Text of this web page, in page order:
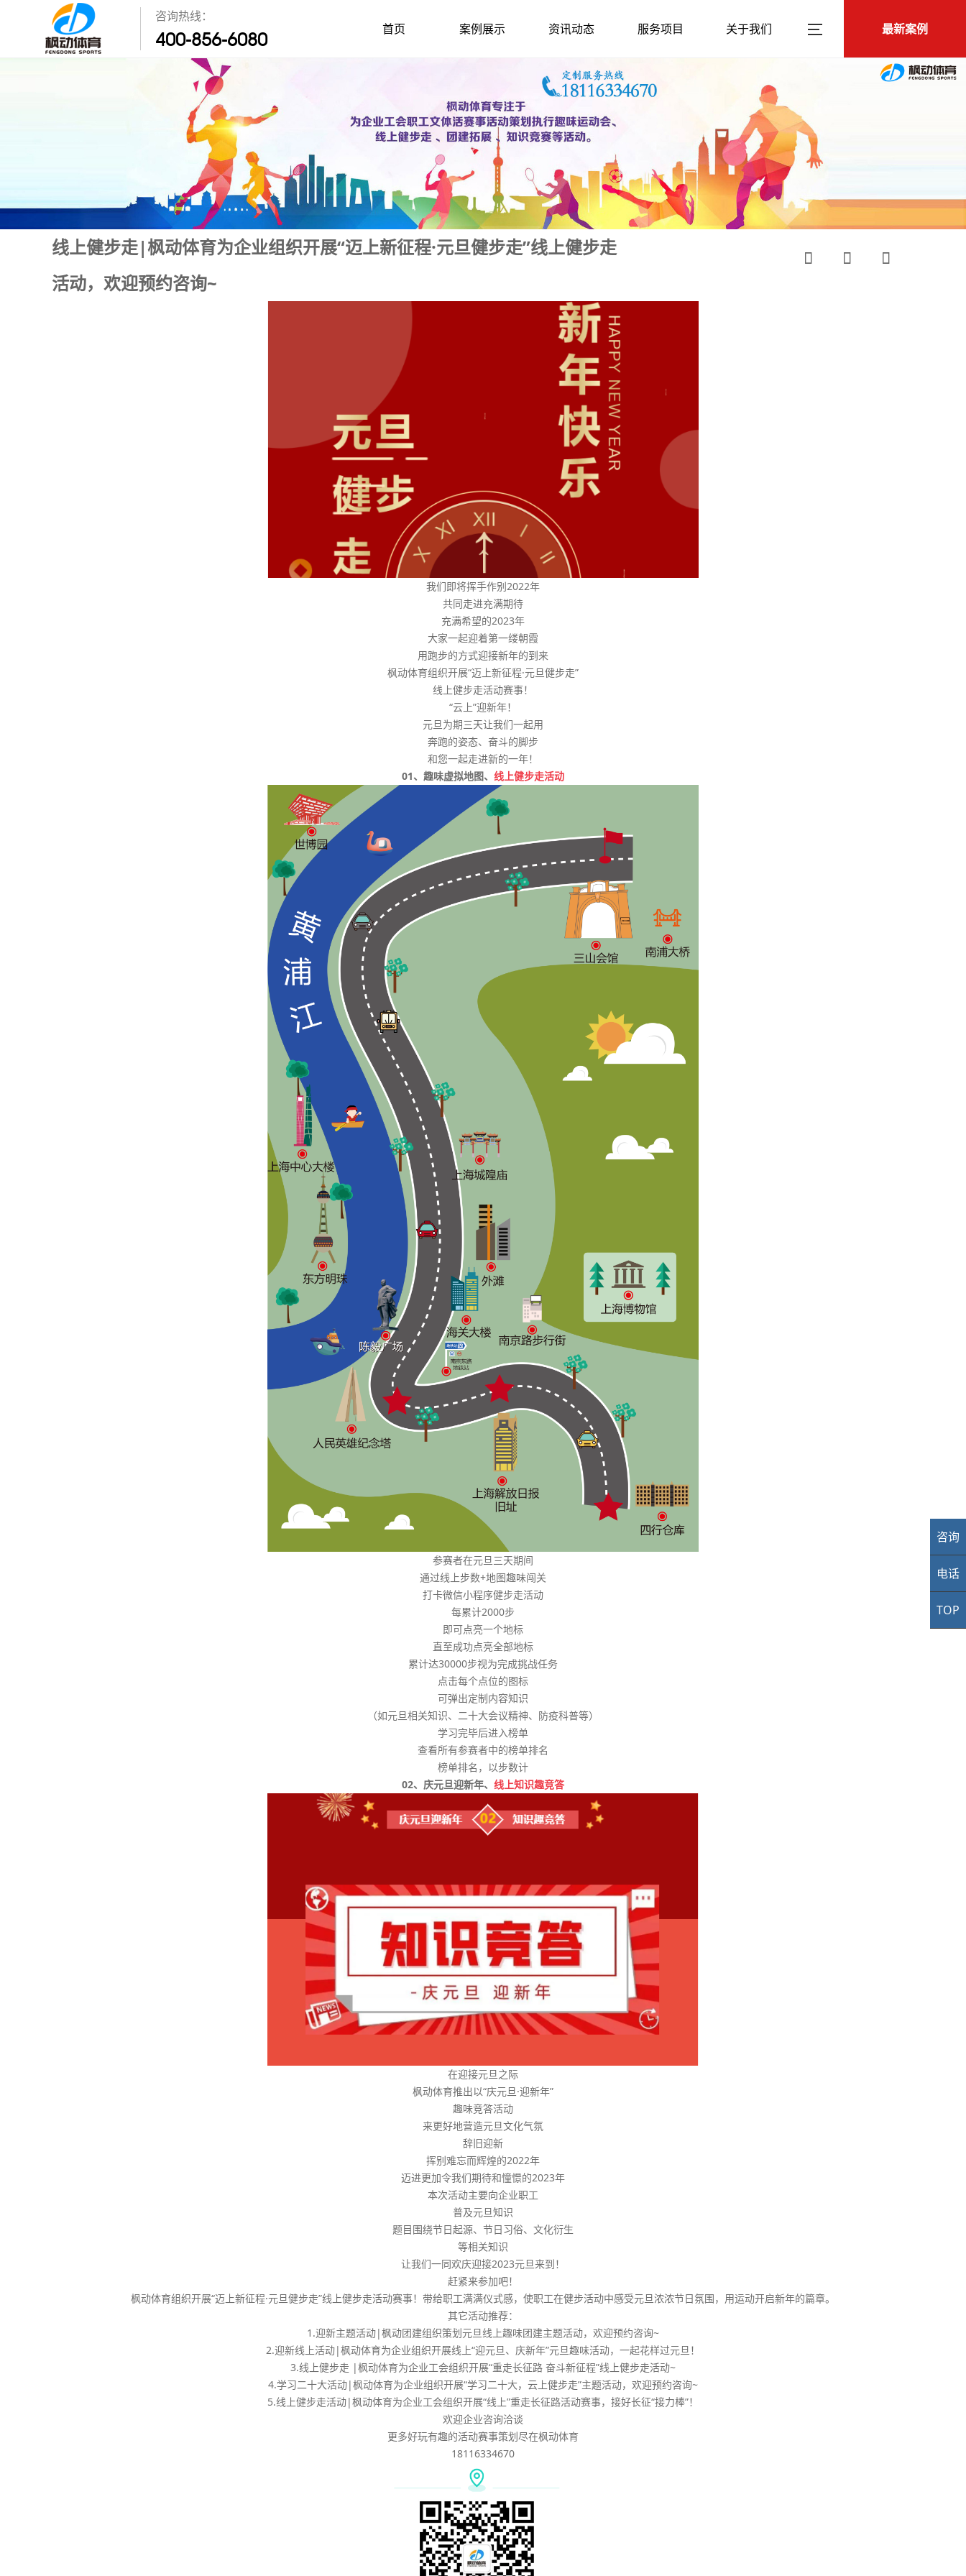
咨询热线：
400-856-6080 最新案例
首页 案例展示 资讯动态 服务项目 关于我们
线上健步走|枫动体育为企业组织开展“迈上新征程·元旦健步走”线上健步走
活动，欢迎预约咨询~
2022-12-5
  
我们即将挥手作别2022年
共同走进充满期待
充满希望的2023年
大家一起迎着第一缕朝霞
用跑步的方式迎接新年的到来
枫动体育组织开展“迈上新征程·元旦健步走”
线上健步走活动赛事！
“云上”迎新年！
元旦为期三天让我们一起用
奔跑的姿态、奋斗的脚步
和您一起走进新的一年！
01、趣味虚拟地图、 线上健步走活动
参赛者在元旦三天期间
通过线上步数+地图趣味闯关
打卡微信小程序健步走活动
每累计2000步
即可点亮一个地标
直至成功点亮全部地标
累计达30000步视为完成挑战任务
点击每个点位的图标
可弹出定制内容知识
（如元旦相关知识、二十大会议精神、防疫科普等）
学习完毕后进入榜单
查看所有参赛者中的榜单排名
榜单排名，以步数计
02、庆元旦迎新年、 线上知识趣竞答
在迎接元旦之际
枫动体育推出以“庆元旦·迎新年”
趣味竞答活动
来更好地营造元旦文化气氛
辞旧迎新
挥别难忘而辉煌的2022年
迈进更加令我们期待和憧憬的2023年
本次活动主要向企业职工
普及元旦知识
题目围绕节日起源、节日习俗、文化衍生
等相关知识
让我们一同欢庆迎接2023元旦来到！
赶紧来参加吧！
枫动体育组织开展“迈上新征程·元旦健步走”线上健步走活动赛事！带给职工满满仪式感，使职工在健步活动中感受元旦浓浓节日氛围，用运动开启新年的篇章。
其它活动推荐：
1.迎新主题活动|枫动团建组织策划元旦线上趣味团建主题活动，欢迎预约咨询~
2.迎新线上活动|枫动体育为企业组织开展线上“迎元旦、庆新年”元旦趣味活动，一起花样过元旦！
3.线上健步走 |枫动体育为企业工会组织开展“重走长征路 奋斗新征程”线上健步走活动~
4.学习二十大活动|枫动体育为企业组织开展“学习二十大，云上健步走”主题活动，欢迎预约咨询~
5.线上健步走活动|枫动体育为企业工会组织开展“线上”重走长征路活动赛事，接好长征“接力棒”！
欢迎企业咨询洽谈
更多好玩有趣的活动赛事策划尽在枫动体育
18116334670
业
咨询
电话
TOP